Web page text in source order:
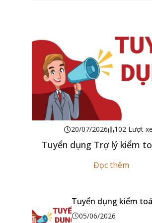
20/07/2026 102 Lượt
Tuyển dụng Trợ lý kiểm
Đọc thêm
Tuyển dụng kiểm
05/06/2026